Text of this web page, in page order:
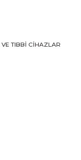
TIBBİ CİHAZLAR